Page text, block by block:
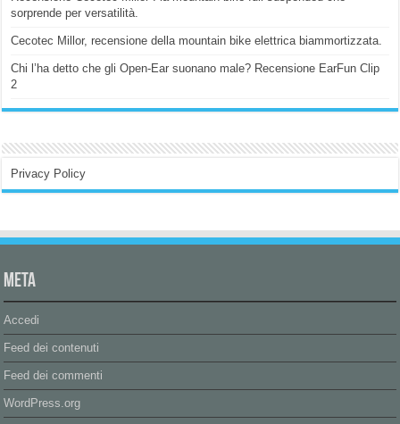
sorprende per versatilità.
Cecotec Millor, recensione della mountain bike elettrica biammortizzata.
Chi l’ha detto che gli Open-Ear suonano male? Recensione EarFun Clip
2
Privacy Policy
Meta
Accedi
Feed dei contenuti
Feed dei commenti
WordPress.org